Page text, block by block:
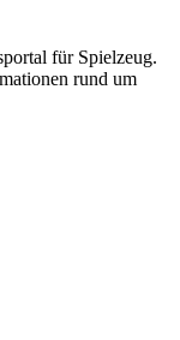
für Spielzeug.
rund um